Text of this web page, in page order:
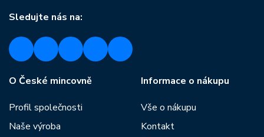
Sledujte nás na:
O České mincovně
Profil společnosti
Naše výroba
Informace o nákupu
Vše o nákupu
Kontakt